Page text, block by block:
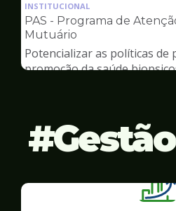
INSTITUCIONAL
PAS - Programa de
Mutuário
Potencializar as políticas de
promoção da saúde
Gestão